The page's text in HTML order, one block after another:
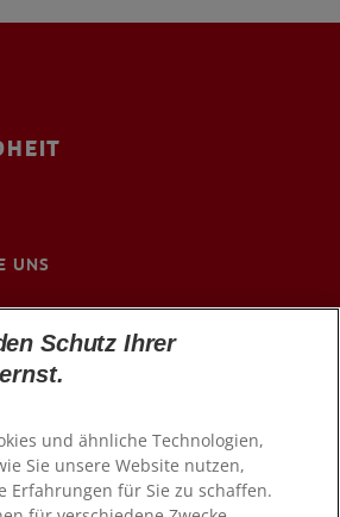
UNS
Schutz Ihrer
und ähnliche Technologien,
Sie unsere Website nutzen,
Erfahrungen für Sie zu schaffen.